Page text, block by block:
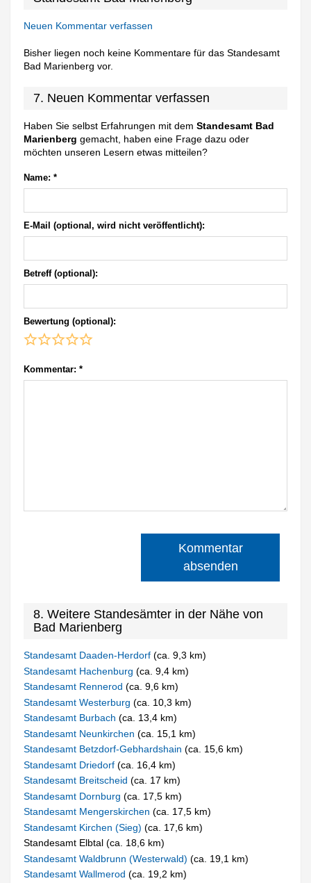
Neuen Kommentar verfassen
Bisher liegen noch keine Kommentare für das Standesamt
Bad Marienberg vor.
7. Neuen Kommentar verfassen
Haben Sie selbst Erfahrungen mit demStandesamt Bad
Marienberg gemacht, haben eine Frage dazu oder
möchten unseren Lesern etwas mitteilen?
Name: *
E-Mail (optional, wird nicht veröffentlicht):
Betreff (optional):
Bewertung (optional):
Kommentar: *
Kommentar
absenden
8. Weitere Standesämter in der Nähe von
Bad Marienberg
Standesamt Daaden-Herdorf(ca. 9,3 km)
Standesamt Hachenburg(ca. 9,4 km)
Standesamt Rennerod(ca. 9,6 km)
Standesamt Westerburg(ca. 10,3 km)
Standesamt Burbach(ca. 13,4 km)
Standesamt Neunkirchen(ca. 15,1 km)
Standesamt Betzdorf-Gebhardshain(ca. 15,6 km)
Standesamt Driedorf(ca. 16,4 km)
Standesamt Breitscheid(ca. 17 km)
Standesamt Dornburg(ca. 17,5 km)
Standesamt Mengerskirchen(ca. 17,5 km)
Standesamt Kirchen (Sieg)(ca. 17,6 km)
Standesamt Elbtal (ca. 18,6 km)
Standesamt Waldbrunn (Westerwald)(ca. 19,1 km)
Standesamt Wallmerod(ca. 19,2 km)